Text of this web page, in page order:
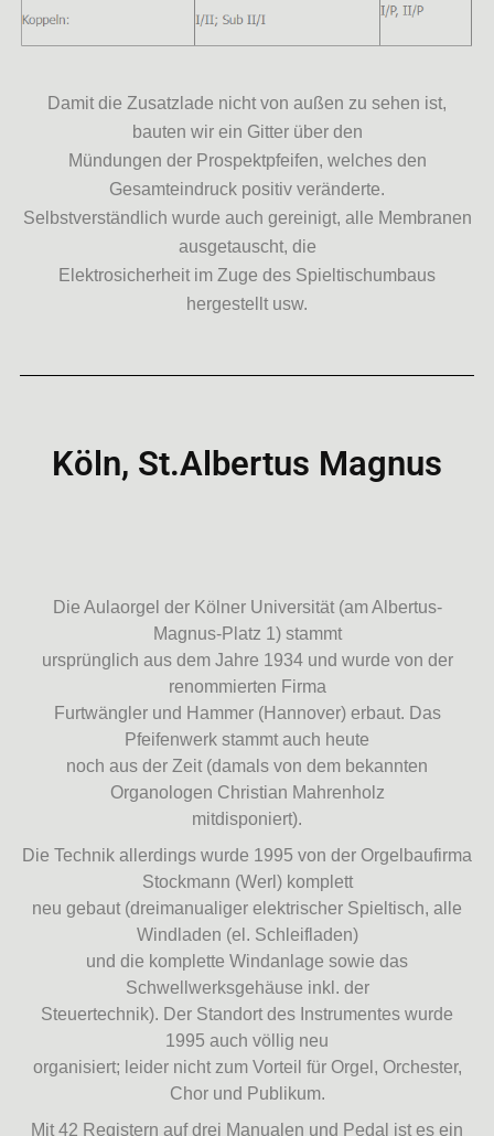
Damit die Zusatzlade nicht von außen zu sehen ist,
bauten wir ein Gitter über den
Mündungen der Prospektpfeifen, welches den
Gesamteindruck positiv veränderte.
Selbstverständlich wurde auch gereinigt, alle Membranen
ausgetauscht, die
Elektrosicherheit im Zuge des Spieltischumbaus
hergestellt usw.
Köln, St.Albertus Magnus
Die Aulaorgel der Kölner Universität (am Albertus-
Magnus-Platz 1) stammt
ursprünglich aus dem Jahre 1934 und wurde von der
renommierten Firma
Furtwängler und Hammer (Hannover) erbaut. Das
Pfeifenwerk stammt auch heute
noch aus der Zeit (damals von dem bekannten
Organologen Christian Mahrenholz
mitdisponiert).
Die Technik allerdings wurde 1995 von der Orgelbaufirma
Stockmann (Werl) komplett
neu gebaut (dreimanualiger elektrischer Spieltisch, alle
Windladen (el. Schleifladen)
und die komplette Windanlage sowie das
Schwellwerksgehäuse inkl. der
Steuertechnik). Der Standort des Instrumentes wurde
1995 auch völlig neu
organisiert; leider nicht zum Vorteil für Orgel, Orchester,
Chor und Publikum.
Mit 42 Registern auf drei Manualen und Pedal ist es ein